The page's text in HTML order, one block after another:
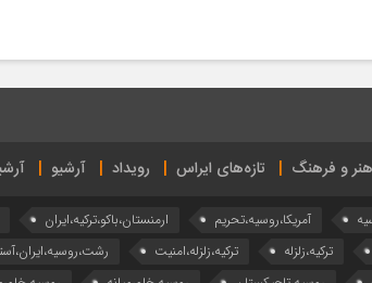
هنر و فرهنگ تازه‌های ایراس رویداد آرشیو
آمریکا،روسیه،تحریم ارمنستان،باکو،ترکیه،ایران
ترکیه،زلزله ترکیه،زلزله،امنیت